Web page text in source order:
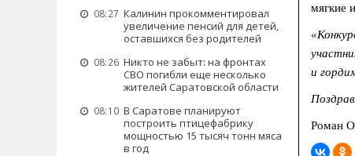
08:27 Калинин прокомментировал
увеличение пенсий для детей,
оставшихся без родителей
08:26 Никто не забыт: на фронтах
СВО погибли еще несколько
жителей Саратовской области
08:10 В Саратове планируют
построить птицефабрику
мощностью 15 тысяч тонн мяса
в год
мягкие
и
Роман